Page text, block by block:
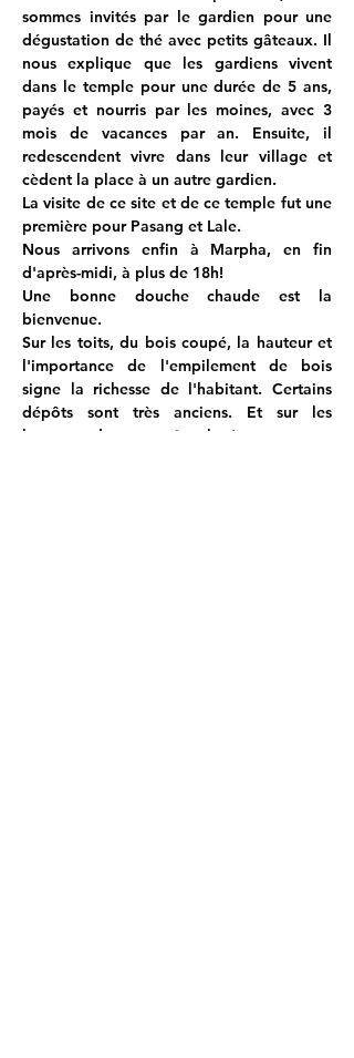
sommes invités par le gardien pour une
dégustation de thé avec petits gâteaux. Il
nous explique que les gardiens vivent
dans le temple pour une durée de 5 ans,
payés et nourris par les moines, avec 3
mois de vacances par an. Ensuite, il
redescendent vivre dans leur village et
cèdent la place à un autre gardien.
La visite de ce site et de ce temple fut une
première pour Pasang et Lale.
Nous arrivons enfin à Marpha, en fin
d'après-midi, à plus de 18h!
Une bonne douche chaude est la
bienvenue.
Sur les toits, du bois coupé, la hauteur et
l'importance de l'empilement de bois
signe la richesse de l'habitant. Certains
dépôts sont très anciens. Et sur les
hauteurs, des stupas (tombes).